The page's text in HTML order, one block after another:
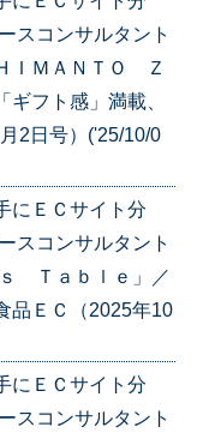
スコンサルタント
ＩＭＡＮＴＯ Ｚ
ギフト感」満載、
2日号）('25/10/0
にＥＣサイト分
スコンサルタント
Ｔａｂｌｅ」／
品ＥＣ（2025年10
にＥＣサイト分
スコンサルタント